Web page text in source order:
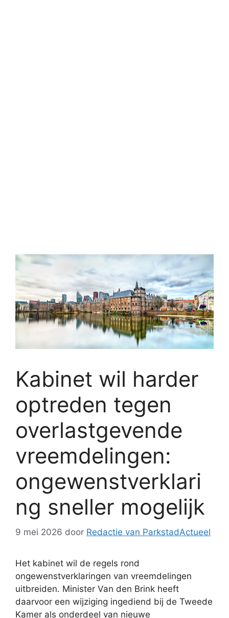
Kabinet wil harder
optreden tegen
overlastgevende
vreemdelingen:
ongewenstverklari
ng sneller mogelijk
9 mei 2026 door Redactie van ParkstadActueel
Het kabinet wil de regels rond
ongewenstverklaringen van vreemdelingen
uitbreiden. Minister Van den Brink heeft
daarvoor een wijziging ingediend bij de Tweede
Kamer als onderdeel van nieuwe